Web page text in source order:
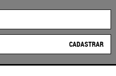
CADASTRAR